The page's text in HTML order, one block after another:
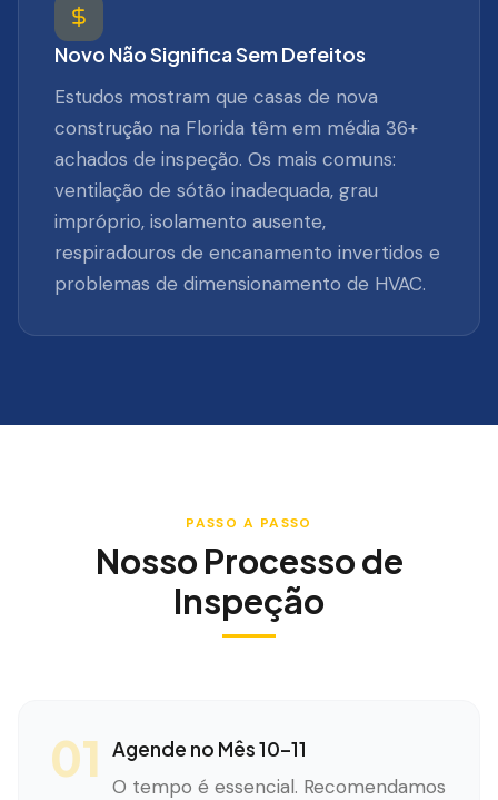
Novo Não Significa Sem Defeitos
Estudos mostram que casas de nova
construção na Florida têm em média 36+
achados de inspeção. Os mais comuns:
ventilação de sótão inadequada, grau
impróprio, isolamento ausente,
respiradouros de encanamento invertidos e
problemas de dimensionamento de HVAC.
PASSO A PASSO
Nosso Processo de
Inspeção
01 Agende no Mês 10–11
O tempo é essencial. Recomendamos